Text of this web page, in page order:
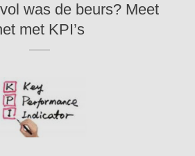
was de beurs? Meet
met KPI’s